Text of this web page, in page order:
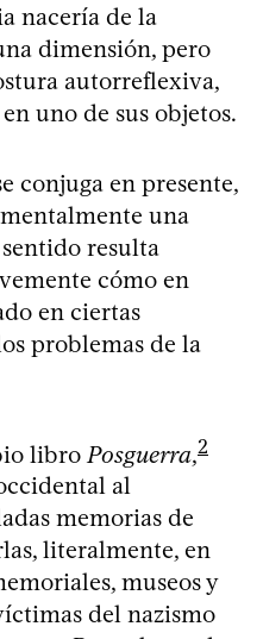
nacería de la
dimensión, pero
autorreflexiva,
uno de sus objetos.
conjuga en presente,
una
resulta
cómo en
en ciertas
problemas de la
libro Posguerra,2
al
memorias de
literalmente, en
museos y
del nazismo